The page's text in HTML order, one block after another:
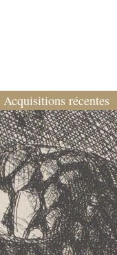
in
récentes